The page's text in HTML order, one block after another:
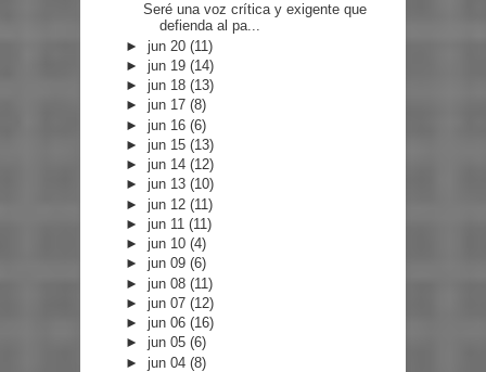
Seré una voz crítica y exigente que
defienda al pa...
►jun 20(11)
►jun 19(14)
►jun 18(13)
►jun 17(8)
►jun 16(6)
►jun 15(13)
►jun 14(12)
►jun 13(10)
►jun 12(11)
►jun 11(11)
►jun 10(4)
►jun 09(6)
►jun 08(11)
►jun 07(12)
►jun 06(16)
►jun 05(6)
►jun 04(8)